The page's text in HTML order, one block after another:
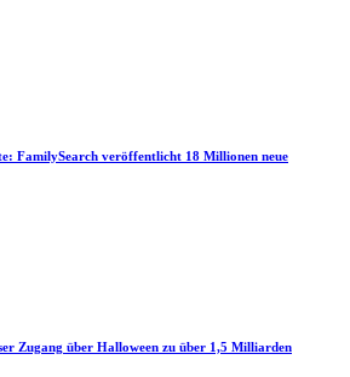
FamilySearch veröffentlicht 18 Millionen neue
Zugang über Halloween zu über 1,5 Milliarden